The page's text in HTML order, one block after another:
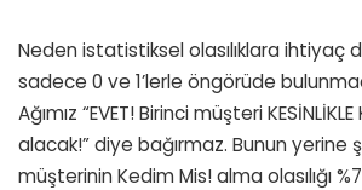
Neden istatistiksel olasılıklara ihtiyaç
sadece 0 ve 1’lerle öngörüde
Ağımız “EVET! Birinci müşteri
alacak!” diye bağırmaz. Bunun yerine
müşterinin Kedim Mis! alma olasılığı